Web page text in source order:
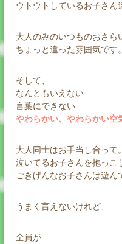
ウトウトしているお子さん
大人のみのいつものおさら
ちょっと違った雰囲気です。
そして、
なんともいえない
言葉にできない
やわらかい、やわらかい空
大人同士はお手当し合って。
泣いてるお子さんを抱っこ
ごきげんなお子さんは遊ん
うまく言えないけれど、
全員が